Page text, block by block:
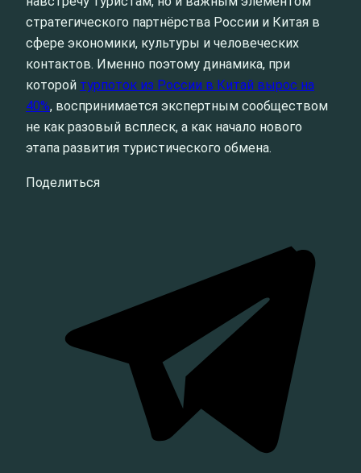
стратегического партнёрства России и Китая в
сфере экономики, культуры и человеческих
контактов. Именно поэтому динамика, при
которой турпоток из России в Китай вырос на
40%, воспринимается экспертным сообществом
не как разовый всплеск, а как начало нового
этапа развития туристического обмена.
Поделиться